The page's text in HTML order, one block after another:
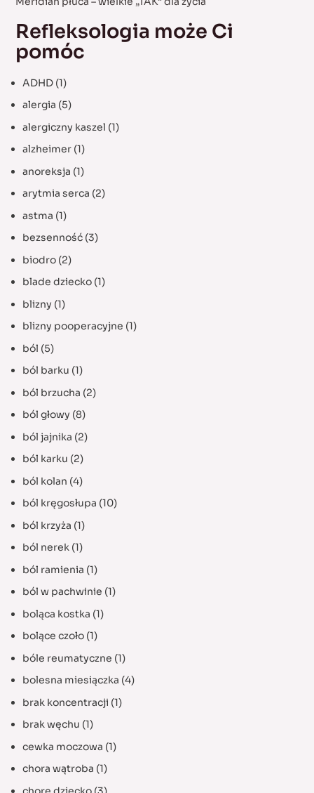
Refleksologia może Ci
pomóc
ADHD(1)
alergia (5)
alergiczny kaszel (1)
alzheimer(1)
anoreksja (1)
arytmia serca (2)
astma (1)
bezsenność(3)
biodro(2)
blade dziecko(1)
blizny (1)
blizny pooperacyjne (1)
ból (5)
ból barku (1)
ból brzucha (2)
ból głowy (8)
ból jajnika (2)
ból karku (2)
ból kolan (4)
ból kręgosłupa (10)
ból krzyża (1)
ból nerek(1)
ból ramienia (1)
ból w pachwinie (1)
boląca kostka (1)
bolące czoło(1)
bóle reumatyczne (1)
bolesna miesiączka (4)
brak koncentracji (1)
brak węchu (1)
cewka moczowa (1)
chora wątroba (1)